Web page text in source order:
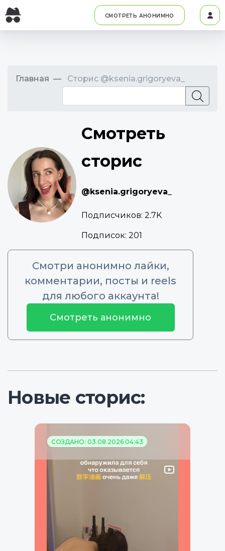
СМОТРЕТЬ АНОНИМНО
Главная Сторис @ksenia.grigoryeva_
Смотреть
сторис
@ksenia.grigoryeva_
Подписчиков: 2.7K
Подписок: 201
Смотри анонимно лайки,
комментарии, посты и reels
для любого аккаунта!
Смотреть анонимно
Новые сторис:
СОЗДАНО: 03.08.2026 04:43